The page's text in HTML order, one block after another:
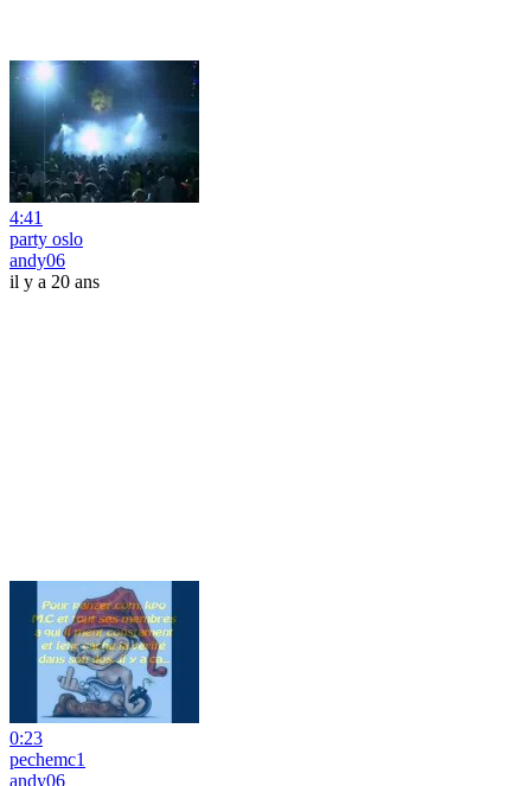
4:41
party oslo
andy06
il y a 20 ans
0:23
pechemc1
andy06